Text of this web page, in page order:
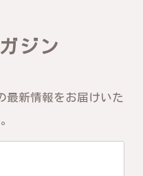
と、そして当店を
大変嬉しく思いま
けるサービスを心
何かございました
お願い申し上げま
ジン
最新情報をお届けいた